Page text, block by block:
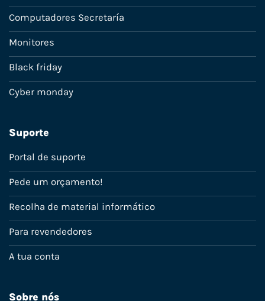
Computadores Secretaría
Monitores
Black friday
Cyber monday
Suporte
Portal de suporte
Pede um orçamento!
Recolha de material informático
Para revendedores
A tua conta
Sobre nós